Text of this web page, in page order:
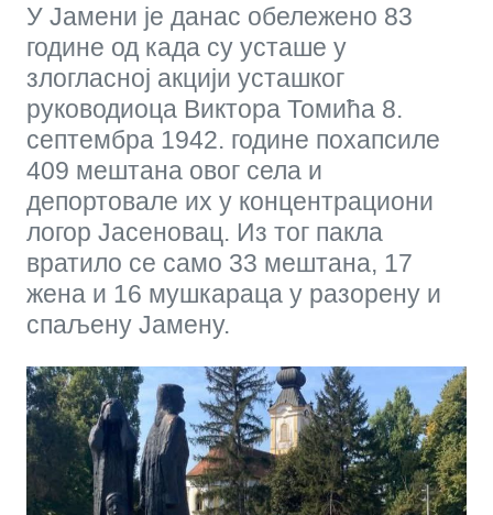
У Јамени је данас обележено 83
године од када су усташе у
злогласној акцији усташког
руководиоца Виктора Томића 8.
септембра 1942. године похапсиле
409 мештана овог села и
депортовале их у концентрациони
логор Јасеновац. Из тог пакла
вратило се само 33 мештана, 17
жена и 16 мушкараца у разорену и
спаљену Јамену.